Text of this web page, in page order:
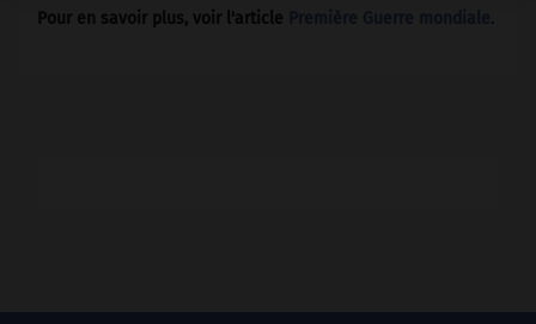
Pour en savoir plus, voir l'article
.